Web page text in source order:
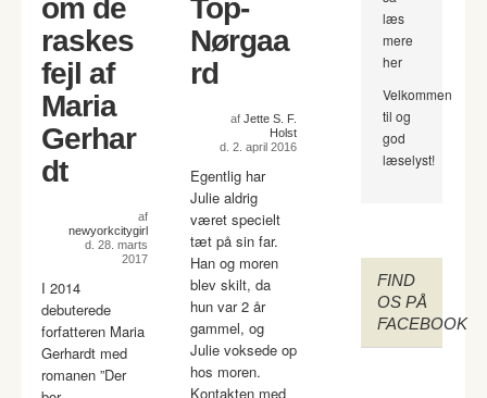
om de
raskes
fejl af
Maria
Gerhar
dt
af
newyorkcitygirl
d. 28. marts
2017
I 2014
debuterede
forfatteren Maria
Gerhardt med
romanen ”Der
Top-
Nørgaa
rd
af Jette S. F.
Holst
d. 2. april 2016
Egentlig har
Julie aldrig
været specielt
tæt på sin far.
Han og moren
blev skilt, da
hun var 2 år
gammel, og
Julie voksede op
hos moren.
Kontakten med
læs
mere
her
Velkommen
til og
god
læselyst!
FIND
OS PÅ
FACEBOOK